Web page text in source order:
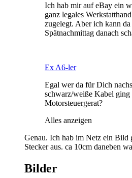
Ich hab mir auf eBay ein
ganz legales
zugelegt. Aber ich kann da
Spätnachmittag danach
Ex A6-ler
Egal wer da für Dich
schwarz/weiße Kabel ging
Motorsteuergerat?
Alles anzeigen
Genau. Ich hab im Netz ein Bild
Stecker aus. ca 10cm daneben
Bilder